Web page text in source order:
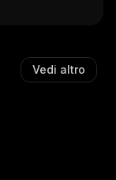
Vedi altro